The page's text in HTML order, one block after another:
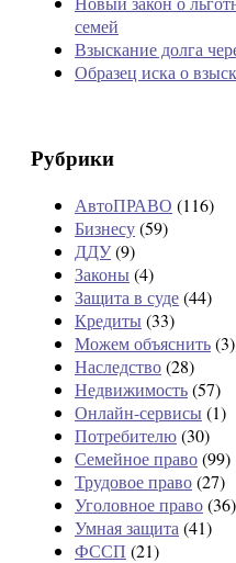
семей
Взыскание долга
Образец иска о
Рубрики
АвтоПРАВО (116)
Бизнесу(59)
ДДУ(9)
Законы(4)
Защита в суде(44)
Кредиты(33)
Можем объяснить(3)
Наследство(28)
Недвижимость(57)
Онлайн-сервисы(1)
Потребителю(30)
Семейное право(99)
Трудовое право(27)
Уголовное право(36)
Умная защита (41)
ФССП (21)